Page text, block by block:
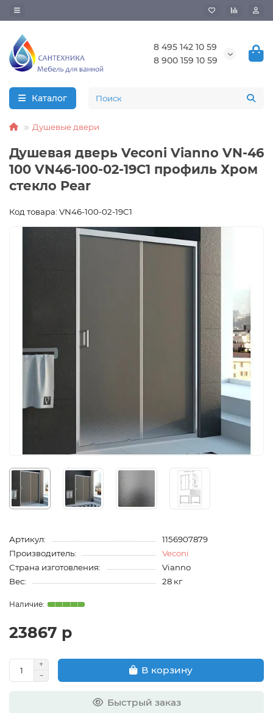
8 495 142 10 59
8 900 159 10 59
Каталог
Душевые двери
Душевая дверь Veconi Vianno VN-46
100 VN46-100-02-19C1 профиль Хром
стекло Pear
Код товара: VN46-100-02-19C1
Артикул:
1156907879
Производитель:
Veconi
Страна изготовления:
Vianno
Вес:
28 кг
23867 р
В корзину
Быстрый заказ